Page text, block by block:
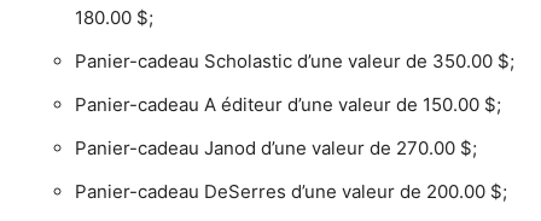
180.00 $;
Panier-cadeau Scholastic d’une valeur de 350.00 $;
Panier-cadeau A éditeur d’une valeur de 150.00 $;
Panier-cadeau Janod d’une valeur de 270.00 $;
Panier-cadeau DeSerres d’une valeur de 200.00 $;